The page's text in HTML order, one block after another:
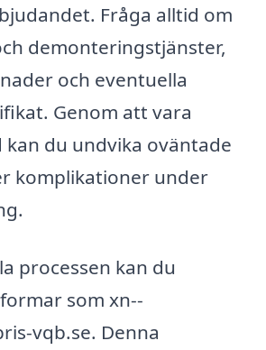
Fråga alltid om
demonteringstjänster,
och eventuella
Genom att vara
du undvika oväntade
komplikationer under
processen kan du
som xn--
vqb.se. Denna